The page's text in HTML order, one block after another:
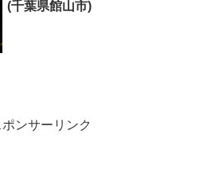
(千葉県館山市)
ポンサーリンク